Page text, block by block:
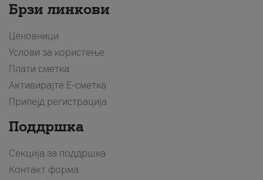
Брзи линкови
Ценовници
Услови за користење
Плати сметка
Активирајте Е-сметка
Припејд регистрација
Поддршка
Секција за поддршка
Контакт форма